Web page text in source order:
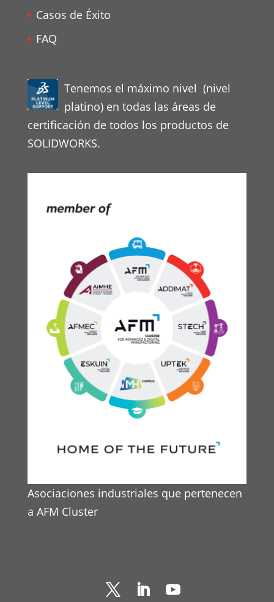
Casos de Éxito
FAQ
Tenemos el máximo nivel (nivel
platino) en todas las áreas de
certificación de todos los productos de
SOLIDWORKS.
Asociaciones industriales que pertenecen
a AFM Cluster